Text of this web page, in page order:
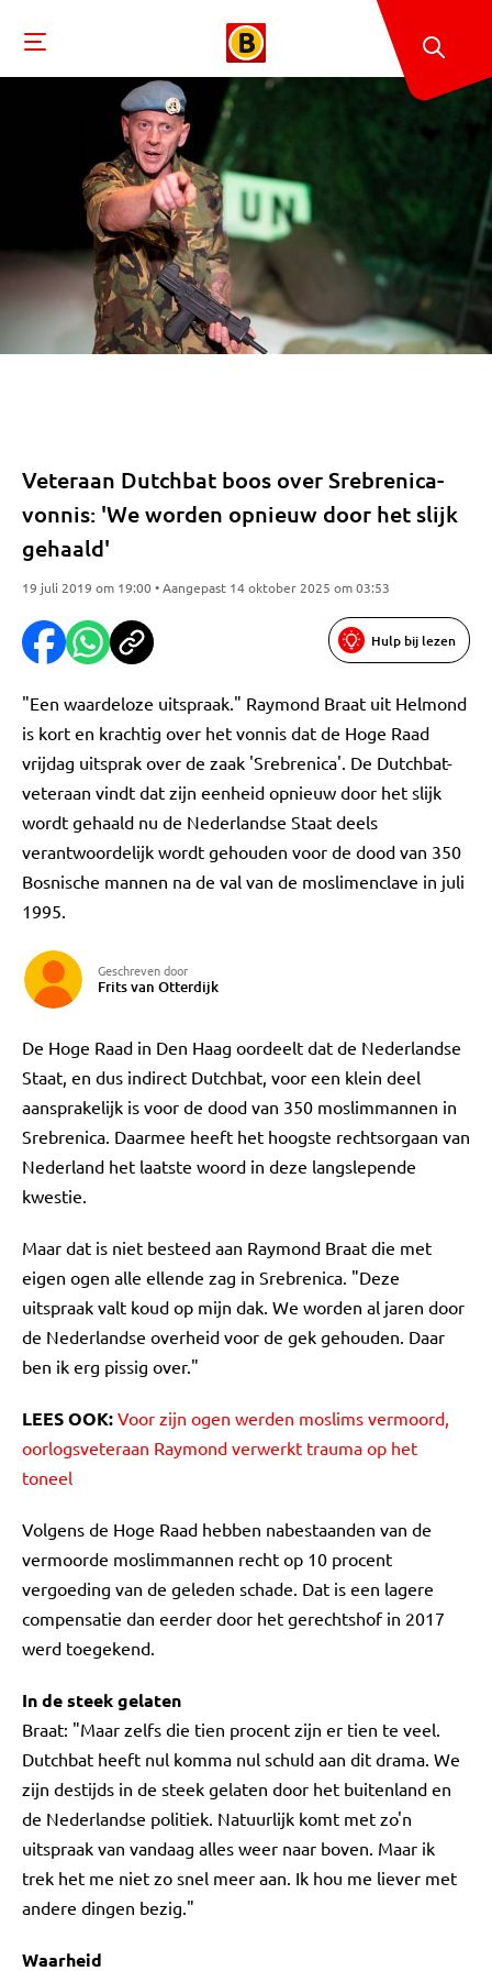
Veteraan Dutchbat boos over Srebrenica-
vonnis: 'We worden opnieuw door het slijk
gehaald'
19 juli 2019 om 19:00 • Aangepast 14 oktober 2025 om 03:53
Hulp bij lezen
"Een waardeloze uitspraak." Raymond Braat uit Helmond
is kort en krachtig over het vonnis dat de Hoge Raad
vrijdag uitsprak over de zaak 'Srebrenica'. De Dutchbat-
veteraan vindt dat zijn eenheid opnieuw door het slijk
wordt gehaald nu de Nederlandse Staat deels
verantwoordelijk wordt gehouden voor de dood van 350
Bosnische mannen na de val van de moslimenclave in juli
1995.
Geschreven door
Frits van Otterdijk
De Hoge Raad in Den Haag oordeelt dat de Nederlandse
Staat, en dus indirect Dutchbat, voor een klein deel
aansprakelijk is voor de dood van 350 moslimmannen in
Srebrenica. Daarmee heeft het hoogste rechtsorgaan van
Nederland het laatste woord in deze langslepende
kwestie.
Maar dat is niet besteed aan Raymond Braat die met
eigen ogen alle ellende zag in Srebrenica. "Deze
uitspraak valt koud op mijn dak. We worden al jaren door
de Nederlandse overheid voor de gek gehouden. Daar
ben ik erg pissig over."
LEES OOK: Voor zijn ogen werden moslims vermoord,
oorlogsveteraan Raymond verwerkt trauma op het
toneel
Volgens de Hoge Raad hebben nabestaanden van de
vermoorde moslimmannen recht op 10 procent
vergoeding van de geleden schade. Dat is een lagere
compensatie dan eerder door het gerechtshof in 2017
werd toegekend.
In de steek gelaten
Braat: "Maar zelfs die tien procent zijn er tien te veel.
Dutchbat heeft nul komma nul schuld aan dit drama. We
zijn destijds in de steek gelaten door het buitenland en
de Nederlandse politiek. Natuurlijk komt met zo'n
uitspraak van vandaag alles weer naar boven. Maar ik
trek het me niet zo snel meer aan. Ik hou me liever met
andere dingen bezig."
Waarheid